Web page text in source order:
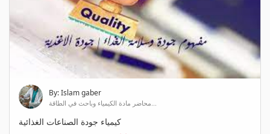
By: Islam gaber
محاضر مادة الكيمياء وباحث في الطاقة...
كيمياء جودة الصناعات الغذائية